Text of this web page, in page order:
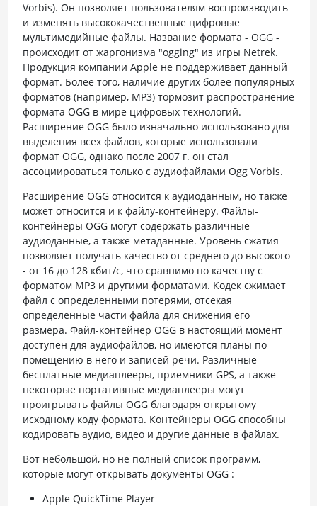
Vorbis). Он позволяет пользователям воспроизводить
и изменять высококачественные цифровые
мультимедийные файлы. Название формата - OGG -
происходит от жаргонизма "ogging" из игры Netrek.
Продукция компании Apple не поддерживает данный
формат. Более того, наличие других более популярных
форматов (например, MP3) тормозит распространение
формата OGG в мире цифровых технологий.
Расширение OGG было изначально использовано для
выделения всех файлов, которые использовали
формат OGG, однако после 2007 г. он стал
ассоциироваться только с аудиофайлами Ogg Vorbis.
Расширение OGG относится к аудиоданным, но также
может относится и к файлу-контейнеру. Файлы-
контейнеры OGG могут содержать различные
аудиоданные, а также метаданные. Уровень сжатия
позволяет получать качество от среднего до высокого
- от 16 до 128 кбит/с, что сравнимо по качеству с
форматом MP3 и другими форматами. Кодек сжимает
файл с определенными потерями, отсекая
определенные части файла для снижения его
размера. Файл-контейнер OGG в настоящий момент
доступен для аудиофайлов, но имеются планы по
помещению в него и записей речи. Различные
бесплатные медиаплееры, приемники GPS, а также
некоторые портативные медиаплееры могут
проигрывать файлы OGG благодаря открытому
исходному коду формата. Контейнеры OGG способны
кодировать аудио, видео и другие данные в файлах.
Вот небольшой, но не полный список программ,
которые могут открывать документы OGG :
Apple QuickTime Player